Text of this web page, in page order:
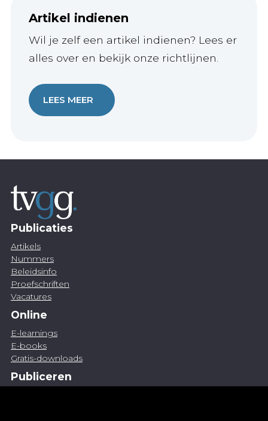
Artikel indienen
Wil je zelf een artikel indienen? Lees er
alles over en bekijk onze richtlijnen.
LEES MEER
Publicaties
Artikels
Nummers
Beleidsinfo
Proefschriften
Vacatures
Online
E-learnings
E-books
Gratis-downloads
Publiceren